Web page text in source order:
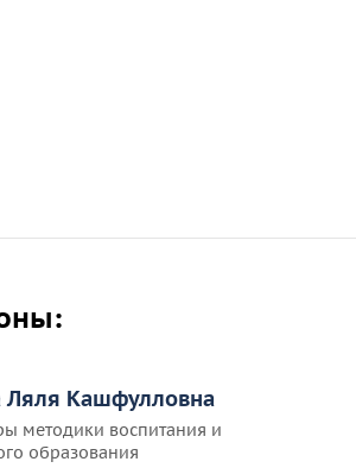
Ляля Кашфулловна
методики воспитания и
образования